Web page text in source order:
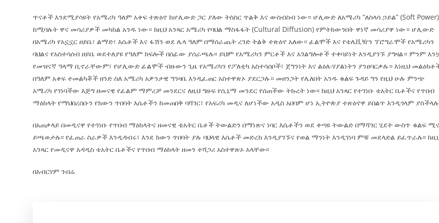
ጥናቶች እንደሚያሳዩት የአሜሪካ ዓለም አቀፍ ተጽዕኖ ከሆሊውድ ጋር ያለው ትስስር ጥልቅ እና ውስብስብ ነው። ሆሊውድ ለአሜሪካ “ለስላሳ ኃይል” (Soft Power)
ከሚባሉት ዋና መሳሪያዎች መካከል አንዱ ነው። ከዚህ አንጻር አሜሪካ የባህል ማስፋፋት (Cultural Diffusion) የምትከውንበት ዋነኛ መሳሪያዋ ነው። ሆሊውድ
በአሜሪካ የአኗኗር ዘይቤ፣ ልማድ፣ እሴቶች እና ፋሽን ወደ ሌላ ዓለም በማሰራጨት ረገድ ትልቅ ተጽዕኖ አለው። ፊልሞች እና የቴሌቪዥን ፕሮግራሞች የአሜሪካን
ባህልና የአስተሳሰብ ዘይቤ ወደተለያዩ የዓለም ክፍሎች በሰፊው ያሰራጫሉ፡፡ ይህም የአሜሪካን ምርቶች እና አገልግሎቶች ተቀባይነት እንዲያገኙ ያግዛል። ምንም
የመዝናኛ ዓላማ ቢኖራቸውም፣ የሆሊውድ ፊልሞች ብዙውን ጊዜ የአሜሪካን የፖለቲካ አስተሳሰቦች፣ ጀግንነት እና ልዕለ-ሃያልነትን ያንፀባርቃሉ። እነዚህ
በዓለም አቀፍ ተመልካቾች ዘንድ ስለ አሜሪካ አዎንታዊ ግንዛቤ እንዲፈጠር አስተዋጽኦ ያደርጋሉ። መዘንጋት የሌለበት አንዱ ቁልፍ ጉዳይ ግን የዚህ ሁሉ ምንጭ
አሜሪካ የገነባችው እጅግ ዘመናዊ የፊልም ማምረቻ መንደርና ለዚህ ግዙፍ የሲኒማ መንደር የሰጠችው ትኩረት ነው፡፡ ከዚህ አንጻር የተገነቡ ቴአትር ቤቶችና የጥበብ
ማዕከላት የማህበረሰቡን የክውን ጥበባት እሴቶችን ከመጠበቅ ባሻገር፣ የአፍሪካ መዲና ለሆነችው አዲስ አበባም ሆነ ኢትዮጵያ ተጽዕኖዋ ይበልጥ እንዲጎላም
በአጠቃላይ በመዲናዋ የተገነቡ የጥበብ ማዕከላትና ዘመናዊ ቴአትር ቤቶች ትውልድን በማነጽና ነባር እሴቶችን ወደ ቀጣዩ ትውልድ በማሻገር ሂደት ውስጥ ቁልፍ ሚና
ይጫወታሉ፡፡ የፈጠራ ስራዎች እንዲዳብሩ፣ እንደ ክውን ጥበባት ያሉ ባህላዊ እሴቶች መድረክ እንዲያገኙና የወል ማንነት እንዲገነባ ምቹ መደላድል ይፈጥራሉ፡፡
አንጻር የመዲናዋ አዳዲስ ቴአትር ቤቶችና የጥበብ ማዕከላት ዘመን ተሻጋሪ አስተዋጽኦ አላቸው፡፡
በአብርሃም ገብሬ